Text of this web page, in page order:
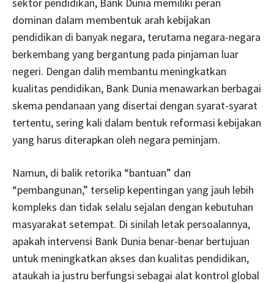
dominan dalam membentuk arah kebijakan
pendidikan di banyak negara, terutama negara-negara
berkembang yang bergantung pada pinjaman luar
negeri. Dengan dalih membantu meningkatkan
kualitas pendidikan, Bank Dunia menawarkan berbagai
skema pendanaan yang disertai dengan syarat-syarat
tertentu, sering kali dalam bentuk reformasi kebijakan
yang harus diterapkan oleh negara peminjam.
Namun, di balik retorika “bantuan” dan
“pembangunan,” terselip kepentingan yang jauh lebih
kompleks dan tidak selalu sejalan dengan kebutuhan
masyarakat setempat. Di sinilah letak persoalannya,
apakah intervensi Bank Dunia benar-benar bertujuan
untuk meningkatkan akses dan kualitas pendidikan,
ataukah ia justru berfungsi sebagai alat kontrol global